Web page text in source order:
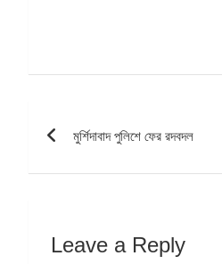
navigation
মুর্শিদাবাদ পুলিশে ফের রদবদল
Leave a Reply